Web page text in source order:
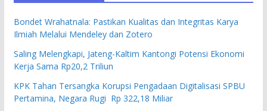
Bondet Wrahatnala: Pastikan Kualitas dan Integritas Karya
Ilmiah Melalui Mendeley dan Zotero
Saling Melengkapi, Jateng-Kaltim Kantongi Potensi Ekonomi
Kerja Sama Rp20,2 Triliun
KPK Tahan Tersangka Korupsi Pengadaan Digitalisasi SPBU
Pertamina, Negara Rugi Rp 322,18 Miliar